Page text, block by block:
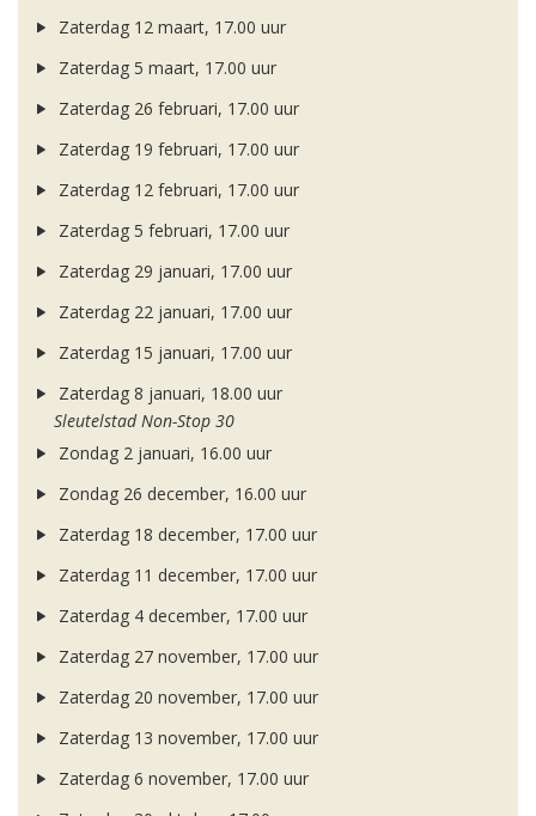
Zaterdag 12 maart, 17.00 uur
Zaterdag 5 maart, 17.00 uur
Zaterdag 26 februari, 17.00 uur
Zaterdag 19 februari, 17.00 uur
Zaterdag 12 februari, 17.00 uur
Zaterdag 5 februari, 17.00 uur
Zaterdag 29 januari, 17.00 uur
Zaterdag 22 januari, 17.00 uur
Zaterdag 15 januari, 17.00 uur
Zaterdag 8 januari, 18.00 uur
Sleutelstad Non-Stop 30
Zondag 2 januari, 16.00 uur
Zondag 26 december, 16.00 uur
Zaterdag 18 december, 17.00 uur
Zaterdag 11 december, 17.00 uur
Zaterdag 4 december, 17.00 uur
Zaterdag 27 november, 17.00 uur
Zaterdag 20 november, 17.00 uur
Zaterdag 13 november, 17.00 uur
Zaterdag 6 november, 17.00 uur